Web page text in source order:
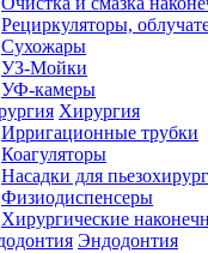
Рециркуляторы,
Сухожары
УЗ-Мойки
УФ-камеры
Хирургия
Ирригационные трубки
Коагуляторы
Насадки для
Физиодиспенсеры
Хирургические
Эндодонтия